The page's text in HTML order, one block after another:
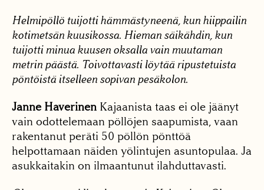
Helmipöllö tuijotti hämmästyneenä, kun hiippailin
kotimetsän kuusikossa. Hieman säikähdin, kun
tuijotti minua kuusen oksalla vain muutaman
metrin päästä. Toivottavasti löytää ripustetuista
pöntöistä itselleen sopivan pesäkolon.
Janne Haverinen Kajaanista taas ei ole jäänyt
vain odottelemaan pöllöjen saapumista, vaan
rakentanut peräti 50 pöllön pönttöä
helpottamaan näiden yölintujen asuntopulaa. Ja
asukkaitakin on ilmaantunut ilahduttavasti.